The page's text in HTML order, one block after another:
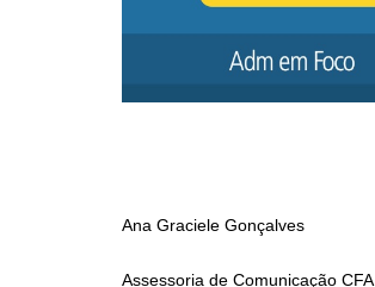
Ana Graciele Gonçalves
Assessoria de Comunicação CFA